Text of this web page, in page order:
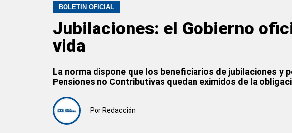
BOLETÍN OFICIAL
Jubilaciones: el Gobierno
vida
La norma dispone que los beneficiarios de jubilaciones y
Pensiones no Contributivas quedan eximidos de la
Por Redacción